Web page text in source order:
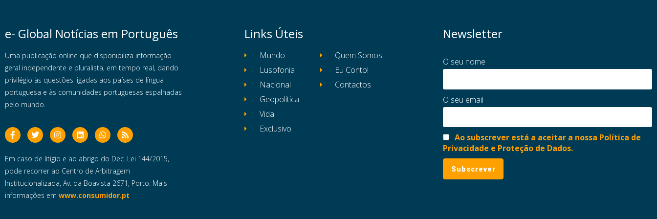
e- Global Notícias em Português
Uma publicação online que disponibiliza informação
geral independente e pluralista, em tempo real, dando
privilégio às questões ligadas aos países de língua
portuguesa e às comunidades portuguesas espalhadas
pelo mundo.
Em caso de litigio e ao abrigo do Dec. Lei 144/2015,
pode recorrer ao Centro de Arbitragem
Institucionalizada, Av. da Boavista 2671, Porto. Mais
informações em www.consumidor.pt
Links Úteis
Mundo
Lusofonia
Nacional
Geopolítica
Vida
Exclusivo
Quem Somos
Eu Conto!
Contactos
Newsletter
O seu nome
O seu email
Ao subscrever está a aceitar a nossa Política de
Privacidade e Proteção de Dados.